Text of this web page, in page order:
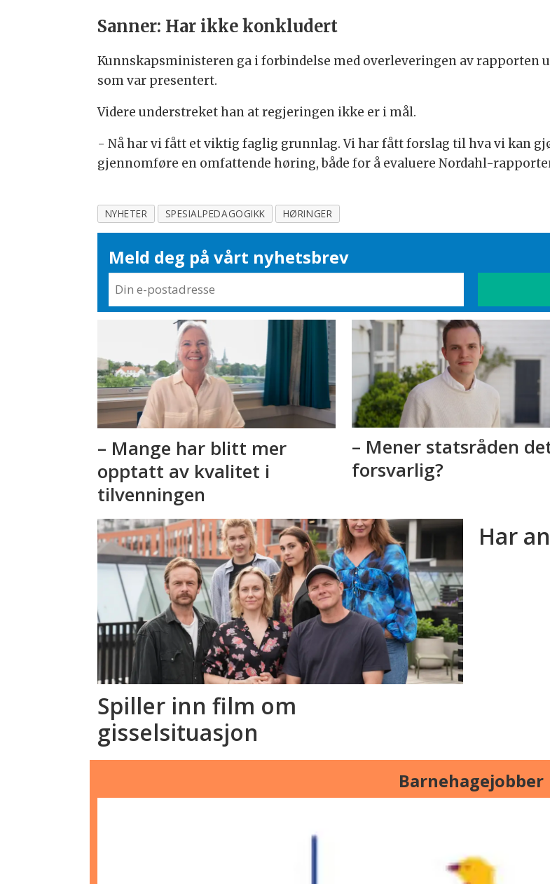
Sanner: Har ikke konkludert
Kunnskapsministeren ga i forbindelse med overleveringen av rapporten
som var presentert.
Videre understreket han at regjeringen ikke er i mål.
- Nå har vi fått et viktig faglig grunnlag. Vi har fått forslag til hva vi kan
gjennomføre en omfattende høring, både for å evaluere Nordahl-
NYHETER SPESIALPEDAGOGIKK HØRINGER
Meld deg på vårt nyhetsbrev
– Mange har blitt mer
opptatt av kvalitet i
tilvenningen
– Mener statsråden
forsvarlig?
Spiller inn film om
gisselsituasjon
Har
Barnehagejobber